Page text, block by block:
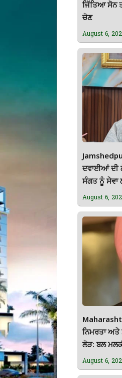
ਜਿੱਤਿਆ ਸੋਨ
ਚੋਣ
August 6,
ਦਵਾਈਆਂ ਦੀ
ਸੰਗਤ ਨੂੰ ਸੇਵਾ
August 6,
ਨਿਮਰਤਾ
ਲੋੜ: ਬਲ
August 6,